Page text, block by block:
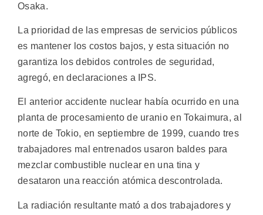
Osaka.
La prioridad de las empresas de servicios públicos
es mantener los costos bajos, y esta situación no
garantiza los debidos controles de seguridad,
agregó, en declaraciones a IPS.
El anterior accidente nuclear había ocurrido en una
planta de procesamiento de uranio en Tokaimura, al
norte de Tokio, en septiembre de 1999, cuando tres
trabajadores mal entrenados usaron baldes para
mezclar combustible nuclear en una tina y
desataron una reacción atómica descontrolada.
La radiación resultante mató a dos trabajadores y